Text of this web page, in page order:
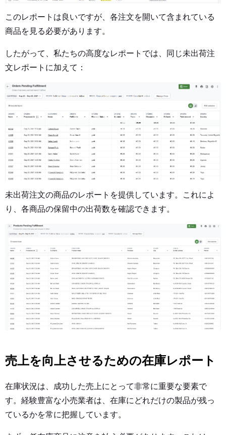
このレポートは良いですが、各注文を開いて含まれている
商品を見る必要があります。
したがって、私たちの高度なレポートでは、同じ未出荷注
文レポートに加えて：
未出荷注文の商品のレポートを提供しています。これによ
り、各商品の保留中の出荷数を確認できます。
売上を向上させるための在庫レポート
在庫状況は、成功した売上にとって非常に重要な要素で
す。経験豊富な小売業者は、在庫にどれだけの製品が残っ
ているかを常に把握しています。